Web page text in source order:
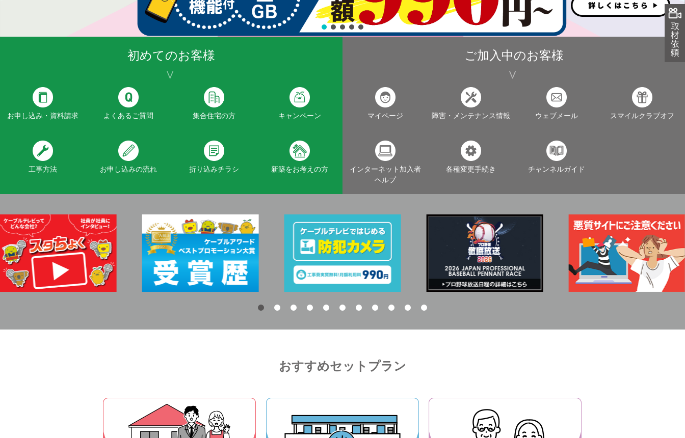
初めてのお客様
お申し込み・資料請求 よくあるご質問 集合住宅の方 キャンペーン
工事方法 お申し込みの流れ 折り込みチラシ 新築をお考えの方
ご加入中のお客様
マイページ 障害・メンテナンス情報 ウェブメール スマイルクラブオフ
インターネット加入者
ヘルプ
各種変更手続き チャンネルガイド
おすすめセットプラン